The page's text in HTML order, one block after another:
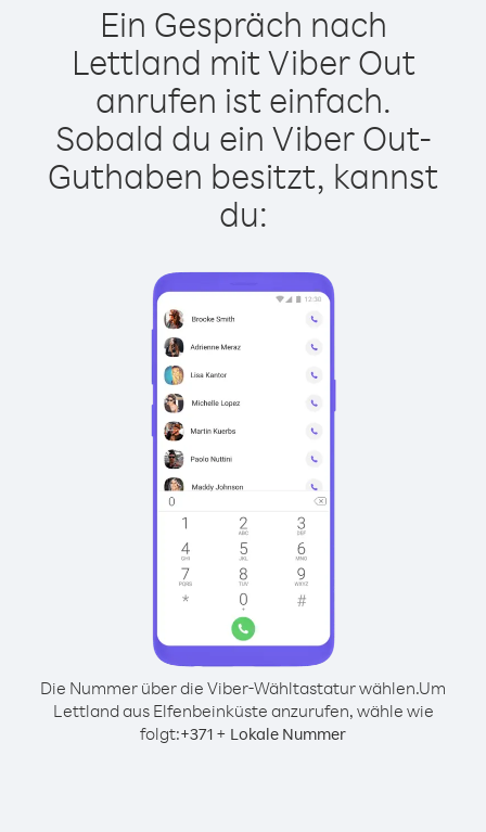
Ein Gespräch nach
Lettland mit Viber Out
anrufen ist einfach.
Sobald du ein Viber Out-
Guthaben besitzt, kannst
du:
Die Nummer über die Viber-Wähltastatur wählen.Um
Lettland aus Elfenbeinküste anzurufen, wähle wie
folgt:+371 + Lokale Nummer